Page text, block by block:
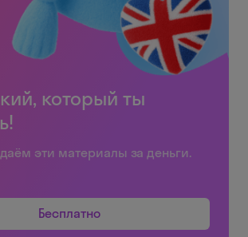
который ты
эти материалы за деньги.
Бесплатно